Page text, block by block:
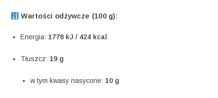
Wartości odżywcze (100 g):
Energia: 1778 kJ / 424 kcal
Tłuszcz: 19 g
w tym kwasy nasycone: 10 g